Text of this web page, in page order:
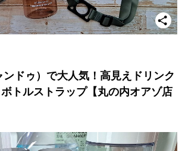
ドゥ）で大人気！高見えドリンク
トルストラップ【丸の内オアゾ店